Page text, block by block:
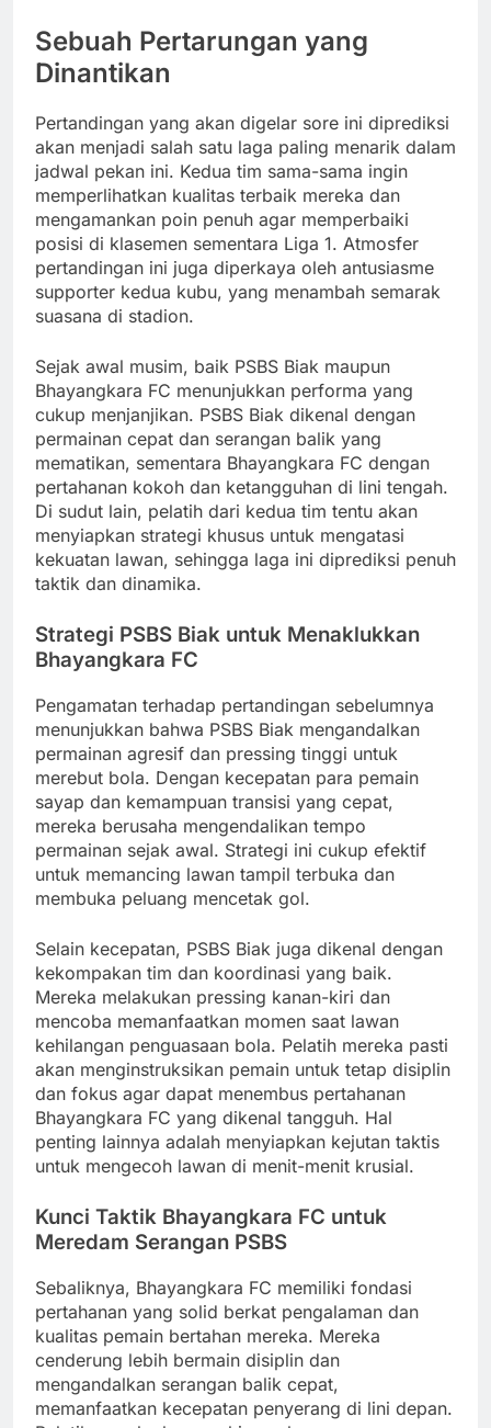
Sebuah Pertarungan yang
Dinantikan
Pertandingan yang akan digelar sore ini diprediksi
akan menjadi salah satu laga paling menarik dalam
jadwal pekan ini. Kedua tim sama-sama ingin
memperlihatkan kualitas terbaik mereka dan
mengamankan poin penuh agar memperbaiki
posisi di klasemen sementara Liga 1. Atmosfer
pertandingan ini juga diperkaya oleh antusiasme
supporter kedua kubu, yang menambah semarak
suasana di stadion.
Sejak awal musim, baik PSBS Biak maupun
Bhayangkara FC menunjukkan performa yang
cukup menjanjikan. PSBS Biak dikenal dengan
permainan cepat dan serangan balik yang
mematikan, sementara Bhayangkara FC dengan
pertahanan kokoh dan ketangguhan di lini tengah.
Di sudut lain, pelatih dari kedua tim tentu akan
menyiapkan strategi khusus untuk mengatasi
kekuatan lawan, sehingga laga ini diprediksi penuh
taktik dan dinamika.
Strategi PSBS Biak untuk Menaklukkan
Bhayangkara FC
Pengamatan terhadap pertandingan sebelumnya
menunjukkan bahwa PSBS Biak mengandalkan
permainan agresif dan pressing tinggi untuk
merebut bola. Dengan kecepatan para pemain
sayap dan kemampuan transisi yang cepat,
mereka berusaha mengendalikan tempo
permainan sejak awal. Strategi ini cukup efektif
untuk memancing lawan tampil terbuka dan
membuka peluang mencetak gol.
Selain kecepatan, PSBS Biak juga dikenal dengan
kekompakan tim dan koordinasi yang baik.
Mereka melakukan pressing kanan-kiri dan
mencoba memanfaatkan momen saat lawan
kehilangan penguasaan bola. Pelatih mereka pasti
akan menginstruksikan pemain untuk tetap disiplin
dan fokus agar dapat menembus pertahanan
Bhayangkara FC yang dikenal tangguh. Hal
penting lainnya adalah menyiapkan kejutan taktis
untuk mengecoh lawan di menit-menit krusial.
Kunci Taktik Bhayangkara FC untuk
Meredam Serangan PSBS
Sebaliknya, Bhayangkara FC memiliki fondasi
pertahanan yang solid berkat pengalaman dan
kualitas pemain bertahan mereka. Mereka
cenderung lebih bermain disiplin dan
mengandalkan serangan balik cepat,
memanfaatkan kecepatan penyerang di lini depan.